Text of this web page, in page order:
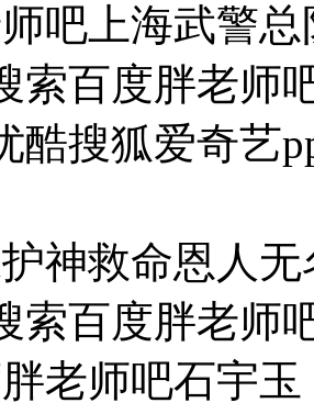
吧上海武警
索百度胖老师
酷搜狐爱奇艺
神救命恩人
索百度胖老师
老师吧石宇